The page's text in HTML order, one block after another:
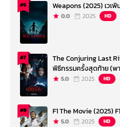
#6 Weapons (2025) เวเ
0.0 2025 HD
#7
The Conjuring Last
พิธีกรรมครั้งสุดท้าย (พ
5.0 2025 HD
#8 F1 The Movie (2025)
5.0 2025 HD